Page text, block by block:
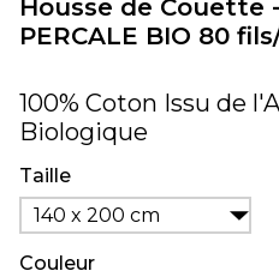
Housse de Couette
PERCALE BIO 80
100% Coton Issu de
Biologique
Taille
140 x 200 cm
Couleur